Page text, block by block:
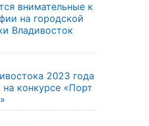
внимательные к
на городской
Владивосток
2023 года
конкурсе «Порт